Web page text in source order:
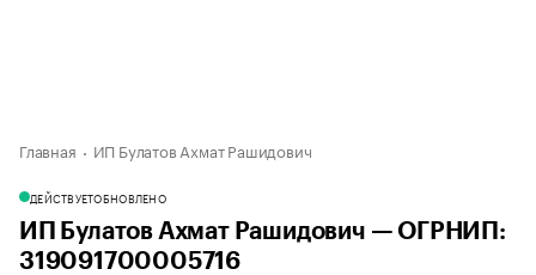
Главная ИП Булатов Ахмат Рашидович
ДЕЙСТВУЕТОБНОВЛЕНО
ИП Булатов Ахмат Рашидович — ОГРНИП:
319091700005716